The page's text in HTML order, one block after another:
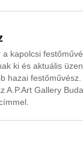
kapolcsi
ki és aktuális
hazai festőművész.
A.P.Art Gallery